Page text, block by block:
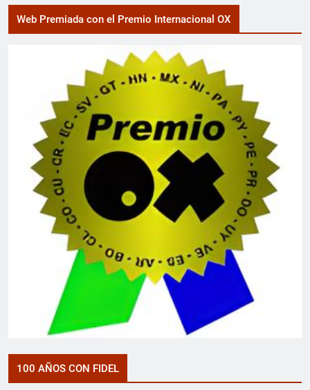
Web Premiada con el Premio Internacional OX
100 AÑOS CON FIDEL